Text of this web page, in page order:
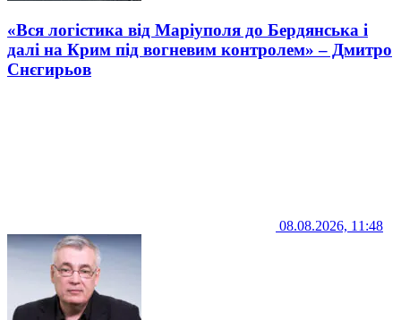
«Вся логістика від Маріуполя до Бердянська і
далі на Крим під вогневим контролем» – Дмитро
Снєгирьов
08.08.2026, 11:48